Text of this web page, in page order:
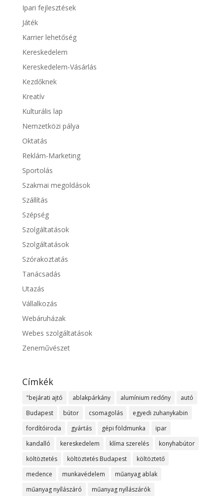
Ipari fejlesztések
Játék
Karrier lehetőség
Kereskedelem
Kereskedelem-Vásárlás
Kezdőknek
Kreatív
Kulturális lap
Nemzetközi pálya
Oktatás
Reklám-Marketing
Sportolás
Szakmai megoldások
Szállítás
Szépség
Szolgáltatások
Szolgáltatások
Szórakoztatás
Tanácsadás
Utazás
Vállalkozás
Webáruházak
Webes szolgáltatások
Zeneművészet
Címkék
"bejárati ajtó ablakpárkány alumínium redőny
autó
Budapest
bútor csomagolás
egyedi zuhanykabin
fordítóiroda
gyártás gépi földmunka
ipar
kandalló
kereskedelem klíma szerelés
konyhabútor
költöztetés
költöztetés Budapest
költöztető
medence
munkavédelem
műanyag ablak
műanyag nyílászáró
műanyag nyílászárók